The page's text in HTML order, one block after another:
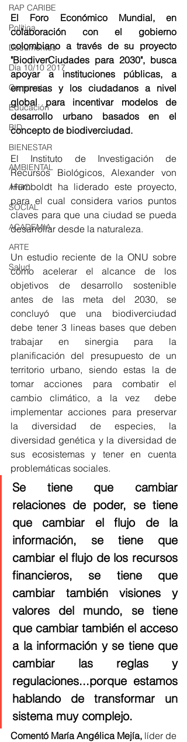
RAP CARIBE
Política
Documentos
Día 10/10 2017
Carnaval
Educación
BID
BIENESTAR
AMBIENTAL
AFRO
SOCIAL
ACADEMIA
ARTE
Salud
El Foro Económico Mundial, en
colaboración con el gobierno
colombiano a través de su proyecto
"BiodiverCiudades para 2030", busca
apoyar a instituciones públicas, a
empresas y los ciudadanos a nivel
global para incentivar modelos de
desarrollo urbano basados en el
concepto de biodiverciudad.
El Instituto de Investigación de
Recursos Biológicos, Alexander von
Humboldt ha liderado este proyecto,
para el cual considera varios puntos
claves para que una ciudad se pueda
desarrollar desde la naturaleza.
Un estudio reciente de la ONU sobre
cómo acelerar el alcance de los
objetivos de desarrollo sostenible
antes de las meta del 2030, se
concluyó que una biodiverciudad
debe tener 3 lineas bases que deben
trabajar en sinergia para la
planificación del presupuesto de un
territorio urbano, siendo estas la de
tomar acciones para combatir el
cambio climático, a la vez
debe
implementar acciones para preservar
la diversidad de especies, la
diversidad genética y la diversidad de
sus ecosistemas y tener en cuenta
problemáticas sociales.
Se tiene que cambiar
relaciones de poder, se tiene
que cambiar el flujo de la
información, se tiene que
cambiar el flujo de los recursos
financieros, se tiene que
cambiar también visiones y
valores del mundo, se tiene
que cambiar también el acceso
a la información y se tiene que
cambiar las reglas y
regulaciones...porque estamos
hablando de transformar un
sistema muy complejo.
Comentó María Angélica Mejía, líder de